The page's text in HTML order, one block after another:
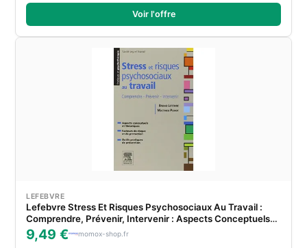
Voir l'offre
LEFEBVRE
Lefebvre Stress Et Risques Psychosociaux Au Travail :
Comprendre, Prévenir, Intervenir : Aspects Conceptuels
Et Théoriques, Facteurs De Risque Et De Protection, Outils
Pratiques De Prévention
9,49 € momox-shop.fr